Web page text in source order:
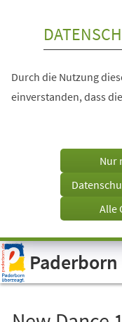
Visuelle
Assistenzsoftware
öffnen.
Durch die Nutzung
einverstanden, dass
Nur
Alle
Paderborn